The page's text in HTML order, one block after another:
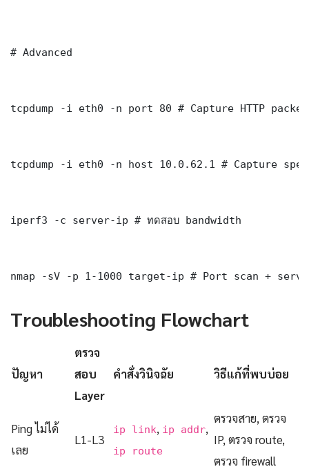
# Advanced
tcpdump -i eth0 -n port 80 # Capture HTTP
tcpdump -i eth0 -n host 10.0.62.1 # Capture
iperf3 -c server-ip # ทดสอบ bandwidth
nmap -sV -p 1-1000 target-ip # Port scan +
Troubleshooting Flowchart
ปัญหา
ตรวจ
สอบ
Layer
คำสั่งวินิจฉัย วิธีแก้ที่พบบ่อย
Ping ไม่ได้
เลย
L1-L3
ip link, ip addr,
ip route
ตรวจสาย, ตรวจ
IP, ตรวจ route,
ตรวจ firewall